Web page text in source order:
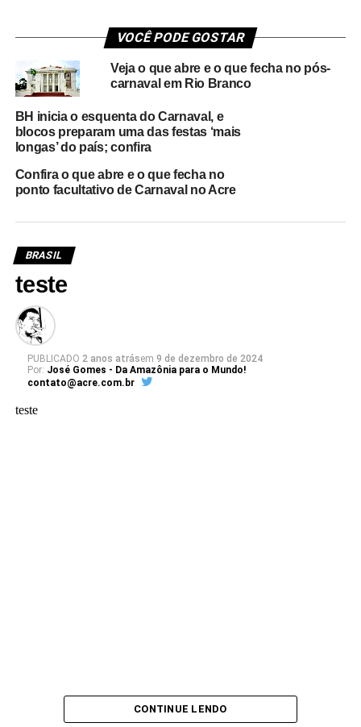
VOCÊ PODE GOSTAR
Veja o que abre e o que fecha no pós-
carnaval em Rio Branco
BH inicia o esquenta do Carnaval, e
blocos preparam uma das festas ‘mais
longas’ do país; confira
Confira o que abre e o que fecha no
ponto facultativo de Carnaval no Acre
BRASIL
teste
PUBLICADO 2 anos atrásem 9 de dezembro de 2024
Por: José Gomes - Da Amazônia para o Mundo!
contato@acre.com.br
teste
CONTINUE LENDO